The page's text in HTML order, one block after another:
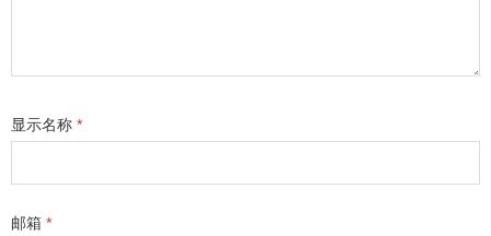
显示名称 *
邮箱 *